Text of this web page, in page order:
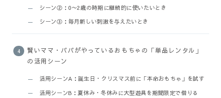
シーン②：0〜2歳の時期に継続的に使いたいとき
シーン③：毎月新しい刺激を与えたいとき
賢いママ・パパがやっているおもちゃの「単品レンタル」
の活用シーン
活用シーンA：誕生日・クリスマス前に「本命おもちゃ」を試す
活用シーンB：夏休み・冬休みに大型遊具を期間限定で借りる